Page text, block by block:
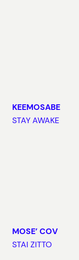
KEEMOSABE
STAY AWAKE
MOSE’ COV
STAI ZITTO